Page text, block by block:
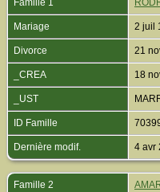
Famille 1
Mariage 2 juil
Divorce 21
_CREA 18
_UST
ID Famille
Dernière modif. 4 avr
Famille 2